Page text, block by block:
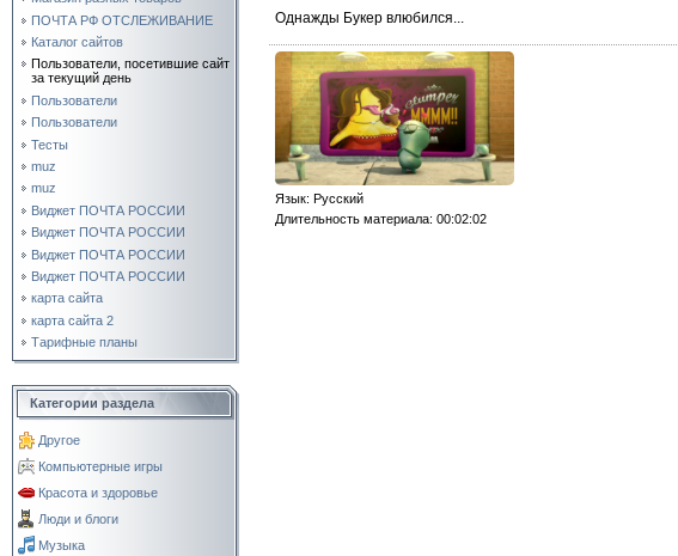
ПОЧТА РФ ОТСЛЕЖИВАНИЕ
Каталог сайтов
Пользователи, посетившие сайт
за текущий день
Пользователи
Пользователи
Тесты
muz
muz
Виджет ПОЧТА РОССИИ
Виджет ПОЧТА РОССИИ
Виджет ПОЧТА РОССИИ
Виджет ПОЧТА РОССИИ
карта сайта
карта сайта 2
Тарифные планы
Категории раздела
Другое
Компьютерные игры
Красота и здоровье
Люди и блоги
Музыка
Однажды Букер влюбился...
Язык: Русский
Длительность материала: 00:02:02